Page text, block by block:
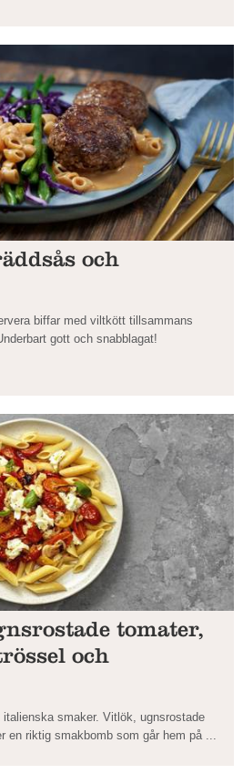
och
biffar med viltkött tillsammans
gott och snabblagat!
tomater,
och
smaker. Vitlök, ugnsrostade
en riktig smakbomb som går hem på ...